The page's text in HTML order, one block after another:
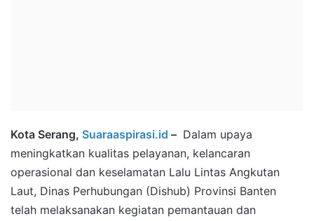
Kota Serang, Suaraaspirasi.id – Dalam upaya
meningkatkan kualitas pelayanan, kelancaran
operasional dan keselamatan Lalu Lintas Angkutan
Laut, Dinas Perhubungan (Dishub) Provinsi Banten
telah melaksanakan kegiatan pemantauan dan